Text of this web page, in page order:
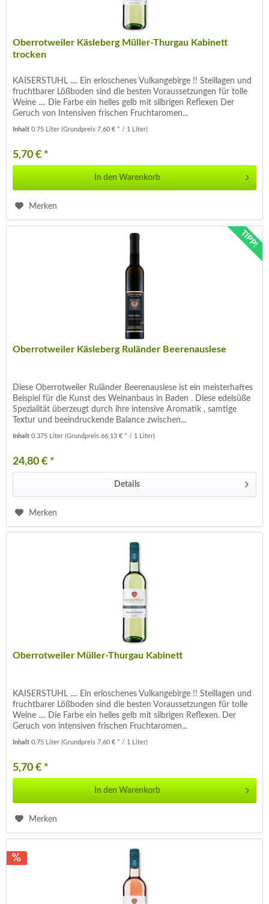
Oberrotweiler Käsleberg Müller-Thurgau Kabinett
trocken
KAISERSTUHL .... Ein erloschenes Vulkangebirge !! Steillagen und
fruchtbarer Lößboden sind die besten Voraussetzungen für tolle
Weine .... Die Farbe ein helles gelb mit silbrigen Reflexen Der
Geruch von Intensiven frischen Fruchtaromen...
Inhalt0.75 Liter(Grundpreis 7,60 € * / 1 Liter)
5,70 € *
In den Warenkorb
Merken
TIPP!
Oberrotweiler Käsleberg Ruländer Beerenauslese
Diese Oberrotweiler Ruländer Beerenauslese ist ein meisterhaftes
Beispiel für die Kunst des Weinanbaus in Baden . Diese edelsüße
Spezialität überzeugt durch ihre intensive Aromatik , samtige
Textur und beeindruckende Balance zwischen...
Inhalt0.375 Liter(Grundpreis 66,13 € * / 1 Liter)
24,80 € *
Details
Merken
Oberrotweiler Müller-Thurgau Kabinett
KAISERSTUHL .... Ein erloschenes Vulkangebirge !! Steillagen und
fruchtbarer Lößboden sind die besten Voraussetzungen für tolle
Weine .... Die Farbe ein helles gelb mit silbrigen Reflexen. Der
Geruch von intensiven frischen Fruchtaromen...
Inhalt0.75 Liter(Grundpreis 7,60 € * / 1 Liter)
5,70 € *
In den Warenkorb
Merken